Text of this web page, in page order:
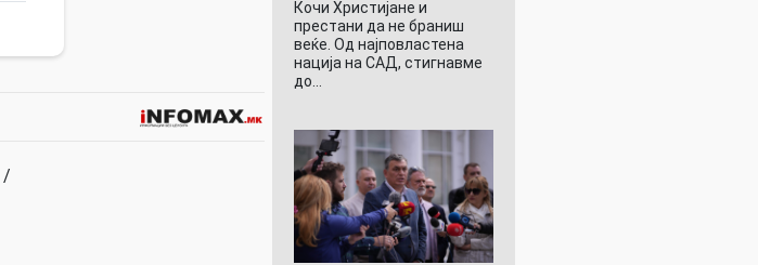
/
Кочи Христијане и
престани да не браниш
веќе. Од најповластена
нација на САД, стигнавме
до…